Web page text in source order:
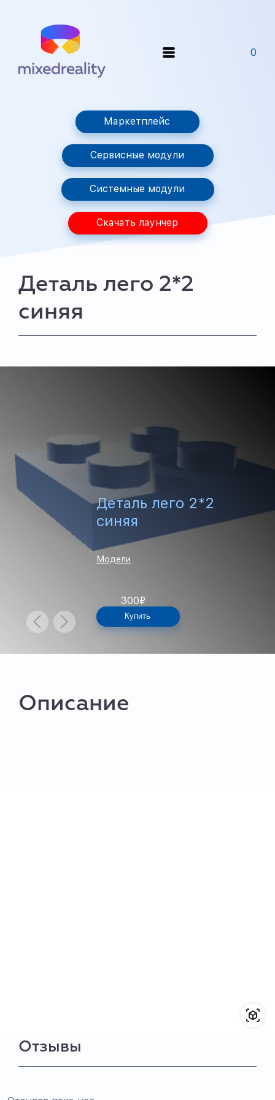
0
Маркетплейс
Сервисные модули
Системные модули
Скачать лаунчер
Деталь лего 2*2
синяя
Деталь лего 2*2
синяя
Модели
300₽
Купить
Описание
Отзывы